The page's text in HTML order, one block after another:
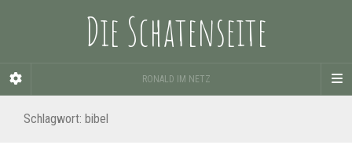
Die Schatenseite
RONALD IM NETZ
Schlagwort: bibel